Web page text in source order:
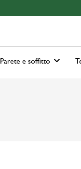
Parete e soffitto